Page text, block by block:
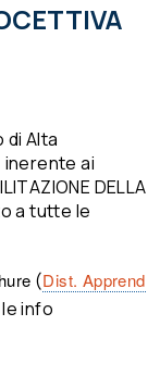
Alta
inerente ai
DELLA
a tutte le
(Dist. Apprend
info